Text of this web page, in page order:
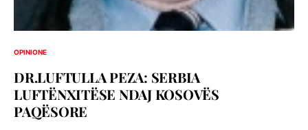
OPINIONE
DR.LUFTULLA PEZA: SERBIA
LUFTËNXITËSE NDAJ KOSOVËS
PAQËSORE